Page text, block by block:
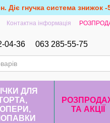
Діє гнучка система
Контактна інформація
04-36 063 285-55-75
ДЛЯ
ТА АКЦІЇ